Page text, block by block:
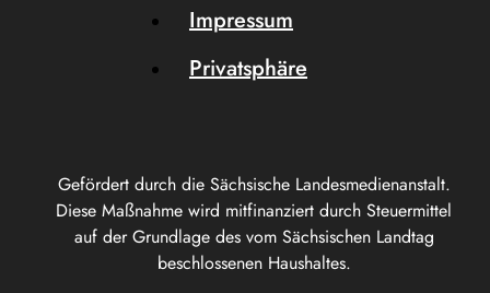
Gefördert durch die Sächsische Landesmedienanstalt.
Diese Maßnahme wird mitfinanziert durch Steuermittel
auf der Grundlage des vom Sächsischen Landtag
beschlossenen Haushaltes.
Impressum
Privatsphäre